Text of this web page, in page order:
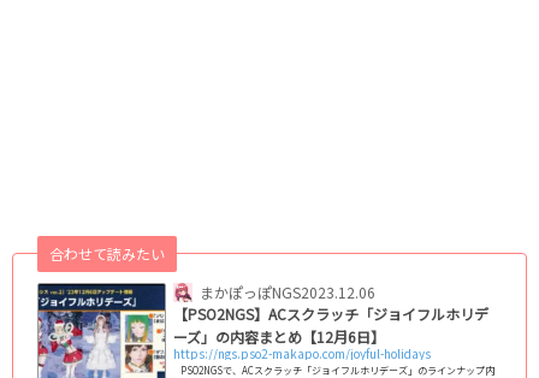
まかぽっぽNGS
合わせて読みたい
2023.12.06
【PSO2NGS】ACスクラッチ「ジョイフルホリデ
ーズ」の内容まとめ【12月6日】
https://ngs.pso2-makapo.com/joyful-holidays
PSO2NGSで、ACスクラッチ「ジョイフルホリデーズ」のラインナップ内